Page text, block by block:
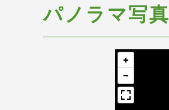
パノラマ写真